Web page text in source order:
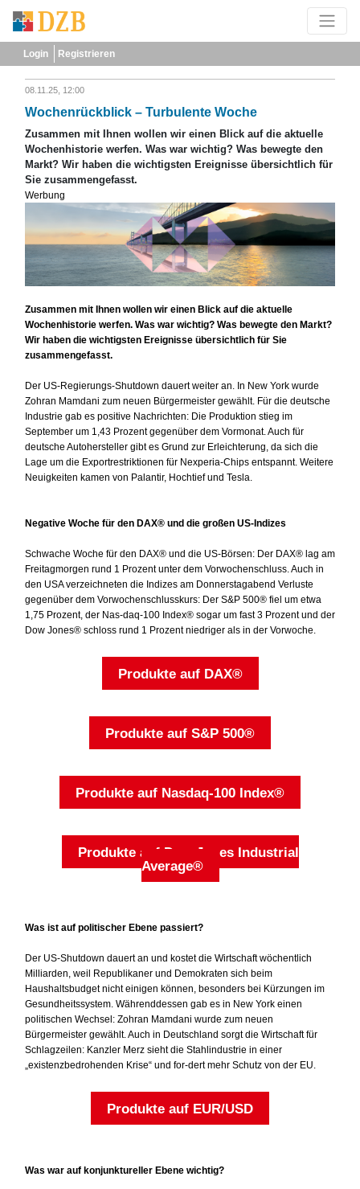
Login Registrieren
08.11.25, 12:00
Wochenrückblick – Turbulente Woche
Zusammen mit Ihnen wollen wir einen Blick auf die aktuelle
Wochenhistorie werfen. Was war wichtig? Was bewegte den
Markt? Wir haben die wichtigsten Ereignisse übersichtlich für
Sie zusammengefasst.
Werbung
Zusammen mit Ihnen wollen wir einen Blick auf die aktuelle
Wochenhistorie werfen. Was war wichtig? Was bewegte den Markt?
Wir haben die wichtigsten Ereignisse übersichtlich für Sie
zusammengefasst.
Der US-Regierungs-Shutdown dauert weiter an. In New York wurde
Zohran Mamdani zum neuen Bürgermeister gewählt. Für die deutsche
Industrie gab es positive Nachrichten: Die Produktion stieg im
September um 1,43 Prozent gegenüber dem Vormonat. Auch für
deutsche Autohersteller gibt es Grund zur Erleichterung, da sich die
Lage um die Exportrestriktionen für Nexperia-Chips entspannt. Weitere
Neuigkeiten kamen von Palantir, Hochtief und Tesla.
Negative Woche für den DAX® und die großen US-Indizes
Schwache Woche für den DAX® und die US-Börsen: Der DAX® lag am
Freitagmorgen rund 1 Prozent unter dem Vorwochenschluss. Auch in
den USA verzeichneten die Indizes am Donnerstagabend Verluste
gegenüber dem Vorwochenschlusskurs: Der S&P 500® fiel um etwa
1,75 Prozent, der Nas-daq-100 Index® sogar um fast 3 Prozent und der
Dow Jones® schloss rund 1 Prozent niedriger als in der Vorwoche.
Produkte auf DAX®
Produkte auf S&P 500®
Produkte auf Nasdaq-100 Index®
Produkte auf Dow Jones Industrial
Average®
Was ist auf politischer Ebene passiert?
Der US-Shutdown dauert an und kostet die Wirtschaft wöchentlich
Milliarden, weil Republikaner und Demokraten sich beim
Haushaltsbudget nicht einigen können, besonders bei Kürzungen im
Gesundheitssystem. Währenddessen gab es in New York einen
politischen Wechsel: Zohran Mamdani wurde zum neuen
Bürgermeister gewählt. Auch in Deutschland sorgt die Wirtschaft für
Schlagzeilen: Kanzler Merz sieht die Stahlindustrie in einer
„existenzbedrohenden Krise“ und for-dert mehr Schutz von der EU.
Produkte auf EUR/USD
Was war auf konjunktureller Ebene wichtig?